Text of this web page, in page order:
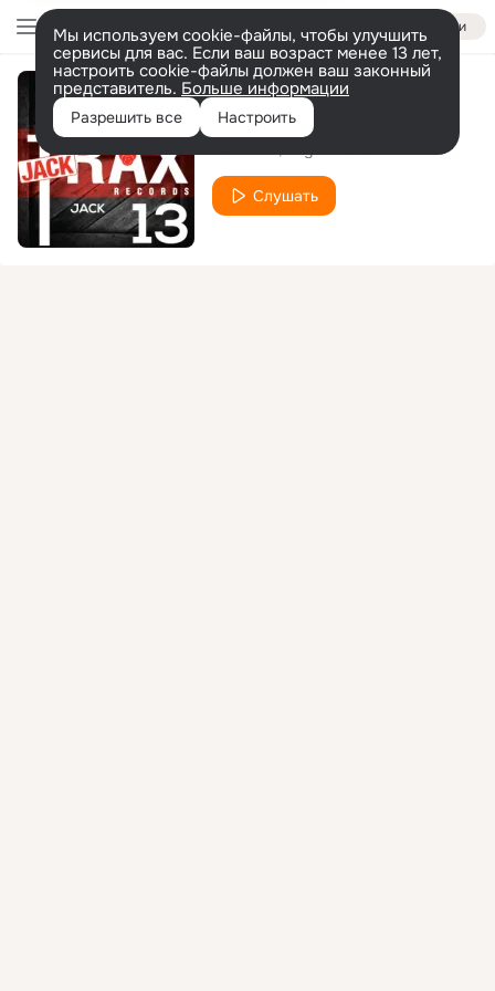
Войти
Мы используем cookie-файлы, чтобы улучшить
сервисы для вас. Если ваш возраст менее 13 лет,
настроить cookie-файлы должен ваш законный
представитель. Больше информации
Разрешить все Настроить
Jack
Слушать